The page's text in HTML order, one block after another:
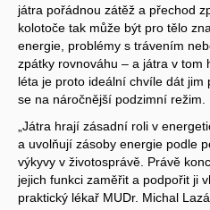
játra pořádnou zátěž a přechod
kolotoče tak může být pro tělo
energie, problémy s trávením
zpátky rovnováhu – a játra v tom
léta je proto ideální chvíle dát
se na náročnější podzimní režim.
„Játra hrají zásadní roli v
a uvolňují zásoby energie podle
výkyvy v životosprávě. Právě
jejich funkci zaměřit a podpořit ji
praktický lékař MUDr. Michal